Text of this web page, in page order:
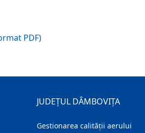
PDF)
JUDEȚUL DÂMBOVIȚA
Gestionarea calității aerului